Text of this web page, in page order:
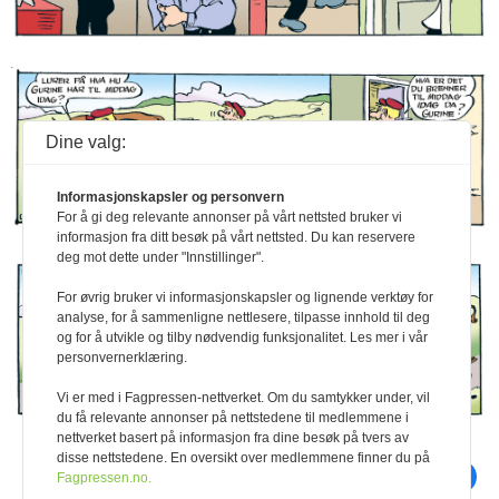
Agromek 2022
Kjøttproduksjon og
naturens premisser
Høy ytelse med
lavproteindiett uten
soya
vekstmotor
husdyrproduksjon
lavthengende frukt
gård
Ku og kalv sammen
besøkende
Risikovurdering i
storfehold
Buskap for 50 år
Jus
Q-bonden
Animalia
TINE
Smått til nytte
Dine valg:
Informasjonskapsler og personvern
For å gi deg relevante annonser på vårt nettsted bruker vi
informasjon fra ditt besøk på vårt nettsted. Du kan reservere
deg mot dette under "Innstillinger".
For øvrig bruker vi informasjonskapsler og lignende verktøy for
analyse, for å sammenligne nettlesere, tilpasse innhold til deg
og for å utvikle og tilby nødvendig funksjonalitet. Les mer i vår
personvernerklæring.
Vi er med i Fagpressen-nettverket. Om du samtykker under, vil
du få relevante annonser på nettstedene til medlemmene i
nettverket basert på informasjon fra dine besøk på tvers av
disse nettstedene. En oversikt over medlemmene finner du på
Fagpressen.no.